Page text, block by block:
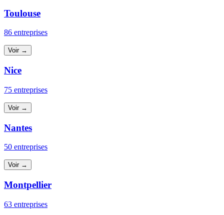
Toulouse
86 entreprises
Voir →
Nice
75 entreprises
Voir →
Nantes
50 entreprises
Voir →
Montpellier
63 entreprises